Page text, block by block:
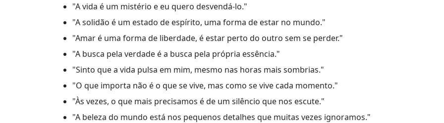
"A vida é um mistério e eu quero desvendá-lo."
"A solidão é um estado de espírito, uma forma de estar no mundo."
"Amar é uma forma de liberdade, é estar perto do outro sem se perder."
"A busca pela verdade é a busca pela própria essência."
"Sinto que a vida pulsa em mim, mesmo nas horas mais sombrias."
"O que importa não é o que se vive, mas como se vive cada momento."
"Às vezes, o que mais precisamos é de um silêncio que nos escute."
"A beleza do mundo está nos pequenos detalhes que muitas vezes ignoramos."